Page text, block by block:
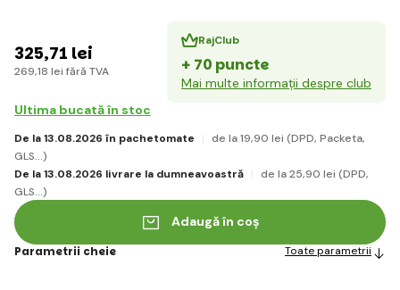
325,71 lei
269,18 lei fără TVA
RajClub
+ 70 puncte
Mai multe informații despre club
Ultima bucată în stoc
De la 13.08.2026 în pachetomate de la 19,90 lei (DPD, Packeta,
GLS...)
De la 13.08.2026 livrare la dumneavoastră
de la 25,90 lei (DPD,
GLS...)
Adaugă în coș
Parametrii cheie Toate parametrii